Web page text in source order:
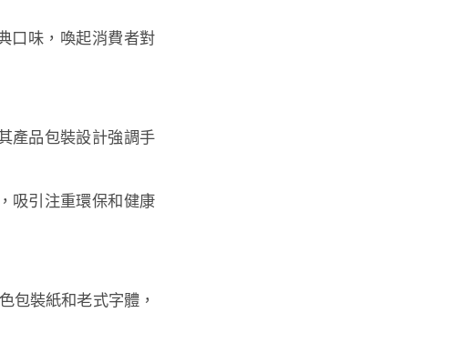
口味，喚起消費者對
產品包裝設計強調手
吸引注重環保和健康
包裝紙和老式字體，